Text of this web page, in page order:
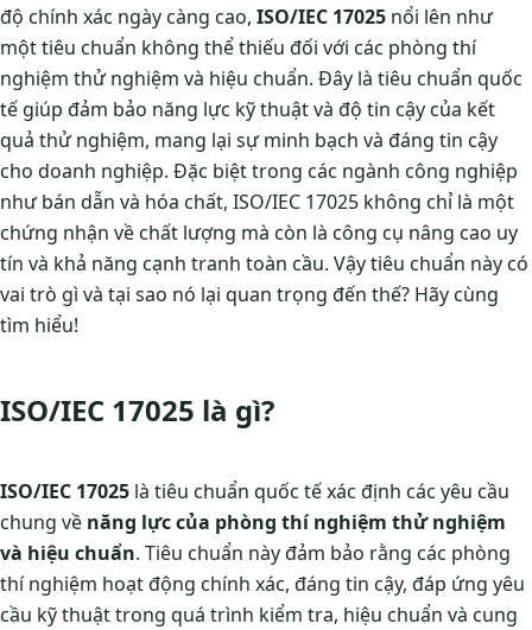
độ chính xác ngày càng cao, ISO/IEC 17025 nổi lên như
một tiêu chuẩn không thể thiếu đối với các phòng thí
nghiệm thử nghiệm và hiệu chuẩn. Đây là tiêu chuẩn quốc
tế giúp đảm bảo năng lực kỹ thuật và độ tin cậy của kết
quả thử nghiệm, mang lại sự minh bạch và đáng tin cậy
cho doanh nghiệp. Đặc biệt trong các ngành công nghiệp
như bán dẫn và hóa chất, ISO/IEC 17025 không chỉ là một
chứng nhận về chất lượng mà còn là công cụ nâng cao uy
tín và khả năng cạnh tranh toàn cầu. Vậy tiêu chuẩn này có
vai trò gì và tại sao nó lại quan trọng đến thế? Hãy cùng
tìm hiểu!
ISO/IEC 17025 là gì?
ISO/IEC 17025 là tiêu chuẩn quốc tế xác định các yêu cầu
chung về năng lực của phòng thí nghiệm thử nghiệm
và hiệu chuẩn. Tiêu chuẩn này đảm bảo rằng các phòng
thí nghiệm hoạt động chính xác, đáng tin cậy, đáp ứng yêu
cầu kỹ thuật trong quá trình kiểm tra, hiệu chuẩn và cung